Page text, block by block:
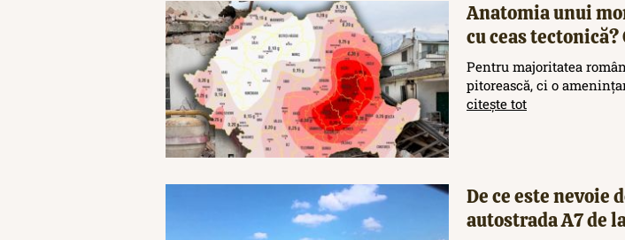
Anatomia unui
cu ceas
Pentru majoritatea
pitorească, ci o
citește tot
De ce este nevoie
autostrada A7 de